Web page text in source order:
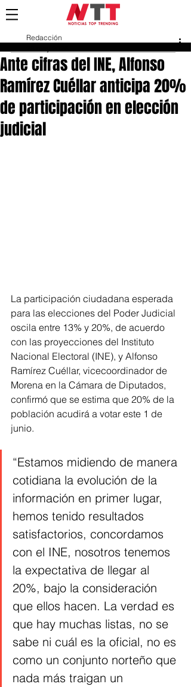
Ante cifras del INE, Alfonso
Ramírez Cuéllar anticipa 20%
de participación en elección
judicial
Redacción
La participación ciudadana esperada
para las elecciones del Poder Judicial
oscila entre 13% y 20%, de acuerdo
con las proyecciones del Instituto
Nacional Electoral (INE), y Alfonso
Ramírez Cuéllar, vicecoordinador de
Morena en la Cámara de Diputados,
confirmó que se estima que 20% de la
población acudirá a votar este 1 de
junio.
“Estamos midiendo de manera
cotidiana la evolución de la
información en primer lugar,
hemos tenido resultados
satisfactorios, concordamos
con el INE, nosotros tenemos
la expectativa de llegar al
20%, bajo la consideración
que ellos hacen. La verdad es
que hay muchas listas, no se
sabe ni cuál es la oficial, no es
como un conjunto norteño que
nada más traigan un